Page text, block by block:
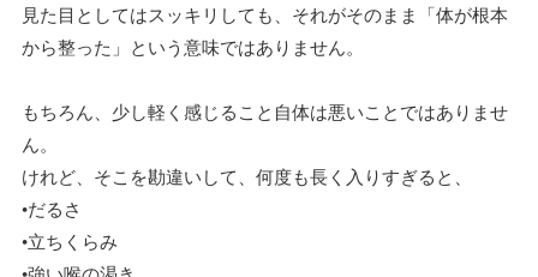
見た目としてはスッキリしても、それがそのまま「体が根本
から整った」という意味ではありません。
もちろん、少し軽く感じること自体は悪いことではありませ
ん。
けれど、そこを勘違いして、何度も長く入りすぎると、
•だるさ
•立ちくらみ